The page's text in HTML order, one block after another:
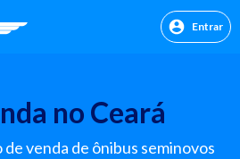
Entrar
no Ceará
venda de ônibus seminovos